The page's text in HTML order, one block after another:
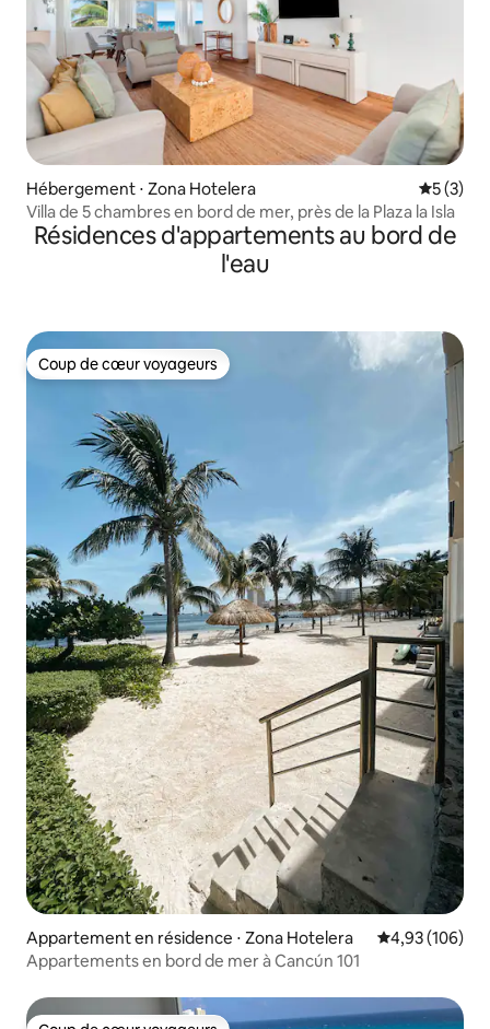
Hébergement ⋅ Zona Hotelera
5 (3)
Villa de 5 chambres en bord de mer, près de la Plaza la Isla
Résidences d'appartements au bord de
l'eau
Coup de cœur voyageurs
Coup de cœur voyageurs
Appartement en résidence ⋅ Zona Hotelera Évaluation
4,93 (106)
Appartements en bord de mer à Cancún 101